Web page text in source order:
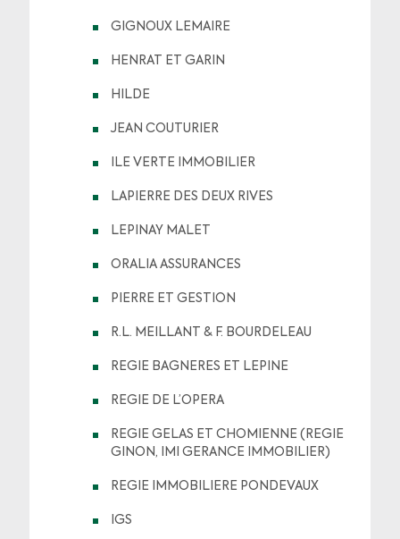
GIGNOUX LEMAIRE
HENRAT ET GARIN
HILDE
JEAN COUTURIER
ILE VERTE IMMOBILIER
LAPIERRE DES DEUX RIVES
LEPINAY MALET
ORALIA ASSURANCES
PIERRE ET GESTION
R.L. MEILLANT & F. BOURDELEAU
REGIE BAGNERES ET LEPINE
REGIE DE L’OPERA
REGIE GELAS ET CHOMIENNE (REGIE
GINON, IMI GERANCE IMMOBILIER)
REGIE IMMOBILIERE PONDEVAUX
IGS